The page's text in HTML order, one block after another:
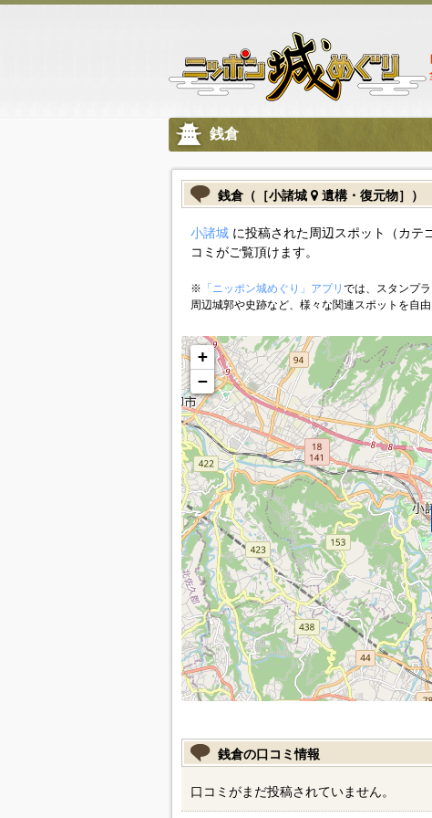
銭倉
銭倉（［小諸城 遺構・復元物］）
小諸城に投稿された周辺スポット（カテ
コミがご覧頂けます。
※ 「ニッポン城めぐり」アプリ では、スタンプ
周辺城郭や史跡など、様々な関連スポットを自由
+
−
銭倉の口コミ情報
口コミがまだ投稿されていません。